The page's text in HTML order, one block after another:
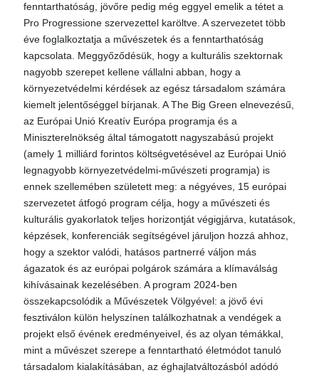
fenntarthatóság, jövőre pedig még eggyel emelik a tétet a
Pro Progressione szervezettel karöltve. A szervezetet több
éve foglalkoztatja a művészetek és a fenntarthatóság
kapcsolata. Meggyőződésük, hogy a kulturális szektornak
nagyobb szerepet kellene vállalni abban, hogy a
környezetvédelmi kérdések az egész társadalom számára
kiemelt jelentőséggel bírjanak. A The Big Green elnevezésű,
az Európai Unió Kreatív Európa programja és a
Miniszterelnökség által támogatott nagyszabású projekt
(amely 1 milliárd forintos költségvetésével az Európai Unió
legnagyobb környezetvédelmi-művészeti programja) is
ennek szellemében született meg: a négyéves, 15 európai
szervezetet átfogó program célja, hogy a művészeti és
kulturális gyakorlatok teljes horizontját végigjárva, kutatások,
képzések, konferenciák segítségével járuljon hozzá ahhoz,
hogy a szektor valódi, hatásos partnerré váljon más
ágazatok és az európai polgárok számára a klímaválság
kihívásainak kezelésében. A program 2024-ben
összekapcsolódik a Művészetek Völgyével: a jövő évi
fesztiválon külön helyszínen találkozhatnak a vendégek a
projekt első évének eredményeivel, és az olyan témákkal,
mint a művészet szerepe a fenntartható életmódot tanuló
társadalom kialakításában, az éghajlatváltozásból adódó